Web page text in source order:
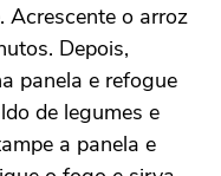
Acrescente o arroz
Depois,
panela e refogue
de legumes e
a panela e